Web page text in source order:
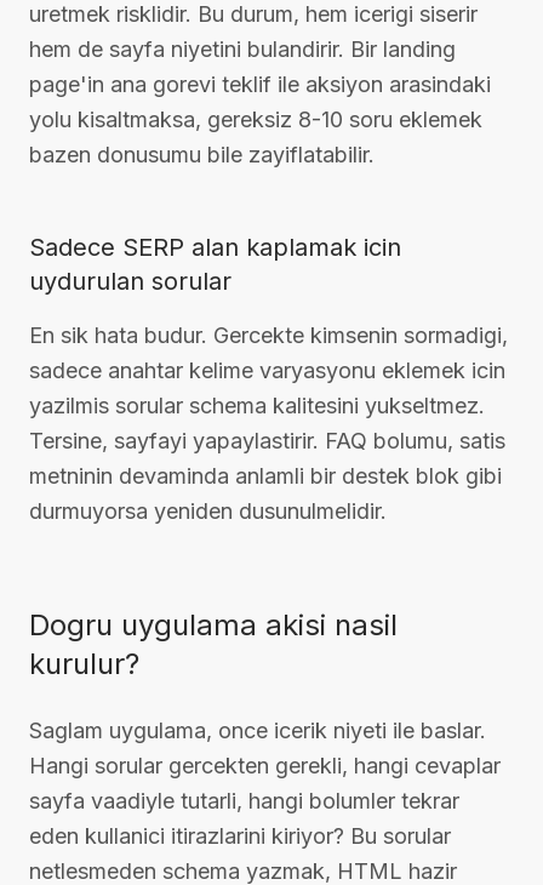
uretmek risklidir. Bu durum, hem icerigi siserir
hem de sayfa niyetini bulandirir. Bir landing
page'in ana gorevi teklif ile aksiyon arasindaki
yolu kisaltmaksa, gereksiz 8-10 soru eklemek
bazen donusumu bile zayiflatabilir.
Sadece SERP alan kaplamak icin
uydurulan sorular
En sik hata budur. Gercekte kimsenin sormadigi,
sadece anahtar kelime varyasyonu eklemek icin
yazilmis sorular schema kalitesini yukseltmez.
Tersine, sayfayi yapaylastirir. FAQ bolumu, satis
metninin devaminda anlamli bir destek blok gibi
durmuyorsa yeniden dusunulmelidir.
Dogru uygulama akisi nasil
kurulur?
Saglam uygulama, once icerik niyeti ile baslar.
Hangi sorular gercekten gerekli, hangi cevaplar
sayfa vaadiyle tutarli, hangi bolumler tekrar
eden kullanici itirazlarini kiriyor? Bu sorular
netlesmeden schema yazmak, HTML hazir